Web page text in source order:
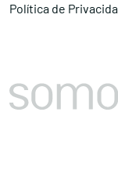
Política de